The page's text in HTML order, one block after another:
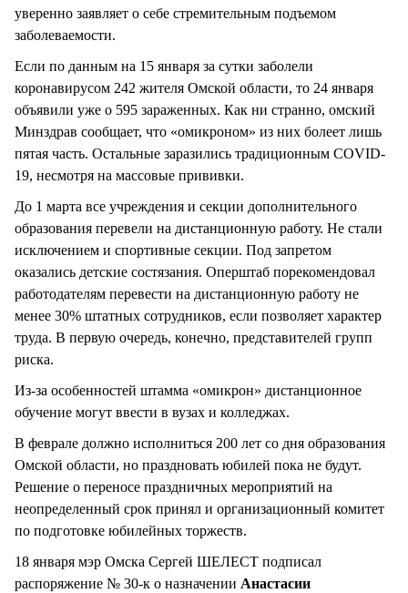
уверенно заявляет о себе стремительным подъемом
заболеваемости.
Если по данным на 15 января за сутки заболели
коронавирусом 242 жителя Омской области, то 24 января
объявили уже о 595 зараженных. Как ни странно, омский
Минздрав сообщает, что «омикроном» из них болеет лишь
пятая часть. Остальные заразились традиционным COVID-
19, несмотря на массовые прививки.
До 1 марта все учреждения и секции дополнительного
образования перевели на дистанционную работу. Не стали
исключением и спортивные секции. Под запретом
оказались детские состязания. Оперштаб порекомендовал
работодателям перевести на дистанционную работу не
менее 30% штатных сотрудников, если позволяет характер
труда. В первую очередь, конечно, представителей групп
риска.
Из-за особенностей штамма «омикрон» дистанционное
обучение могут ввести в вузах и колледжах.
В феврале должно исполниться 200 лет со дня образования
Омской области, но праздновать юбилей пока не будут.
Решение о переносе праздничных мероприятий на
неопределенный срок принял и организационный комитет
по подготовке юбилейных торжеств.
18 января мэр Омска Сергей ШЕЛЕСТ подписал
распоряжение № 30-к о назначении Анастасии